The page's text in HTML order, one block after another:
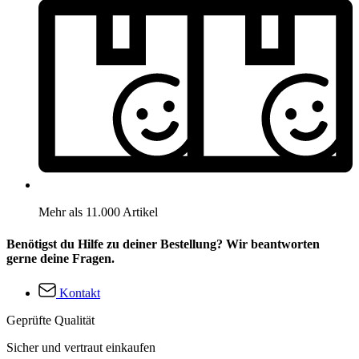
Mehr als 11.000 Artikel
Benötigst du Hilfe zu deiner Bestellung? Wir beantworten
gerne deine Fragen.
Kontakt
Geprüfte Qualität
Sicher und vertraut einkaufen